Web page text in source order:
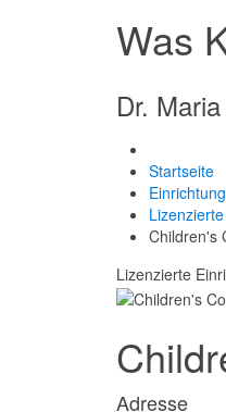
Was
Dr.
Startseite
Children's
Lizenzierte
Adresse